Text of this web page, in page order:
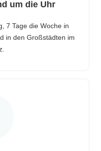
um die Uhr
7 Tage die Woche in
in den Großstädten im